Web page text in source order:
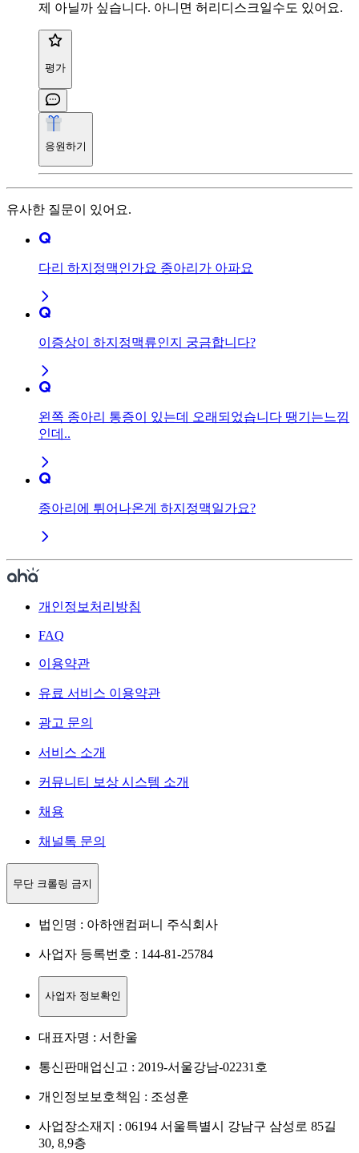
제 아닐까 싶습니다. 아니면 허리디스크일수도 있어요.
평가
응원하기
유사한 질문이 있어요.
다리 하지정맥인가요 종아리가 아파요
이증상이 하지정맥류인지 궁금합니다?
왼쪽 종아리 통증이 있는데 오래되었습니다 땡기는느낌
인데..
종아리에 튀어나온게 하지정맥일가요?
개인정보처리방침
FAQ
이용약관
유료 서비스 이용약관
광고 문의
서비스 소개
커뮤니티 보상 시스템 소개
채용
채널톡 문의
무단 크롤링 금지
법인명 : 아하앤컴퍼니 주식회사
사업자 등록번호 : 144-81-25784
사업자 정보확인
대표자명 : 서한울
통신판매업신고 : 2019-서울강남-02231호
개인정보보호책임 : 조성훈
사업장소재지 : 06194 서울특별시 강남구 삼성로 85길
30, 8,9층